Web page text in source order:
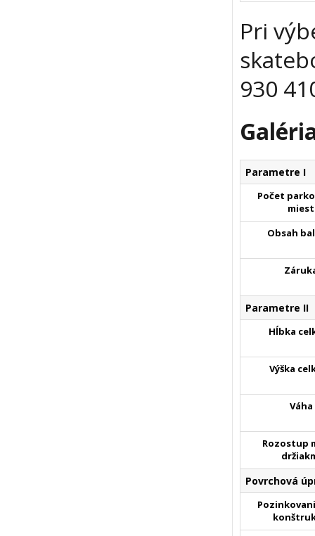
Pri
930
Parametre I
Počet
miest
Obsah
Parametre II
Hĺbka
Výška
Váha
Rozostup
Povrchová